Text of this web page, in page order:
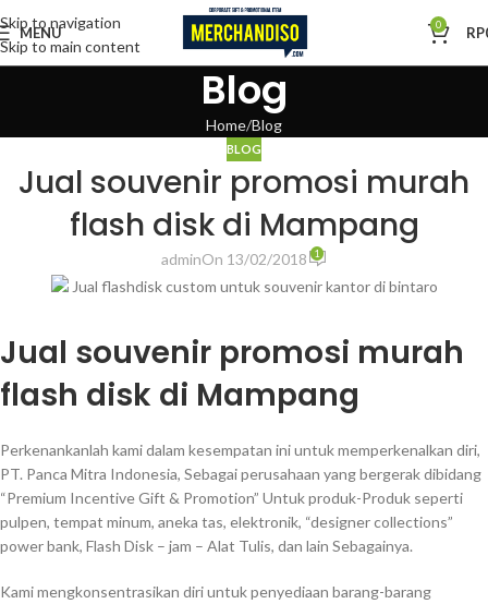
Skip to navigation
Skip to main content
MENU 0 RP
Blog
Home Blog
BLOG
Jual souvenir promosi murah
flash disk di Mampang
adminOn 13/02/2018 1
Jual souvenir promosi murah
flash disk di Mampang
Perkenankanlah kami dalam kesempatan ini untuk memperkenalkan diri,
PT. Panca Mitra Indonesia, Sebagai perusahaan yang bergerak dibidang
“Premium Incentive Gift & Promotion” Untuk produk-Produk seperti
pulpen, tempat minum, aneka tas, elektronik, “designer collections”
power bank, Flash Disk – jam – Alat Tulis, dan lain Sebagainya.
Kami mengkonsentrasikan diri untuk penyediaan barang-barang